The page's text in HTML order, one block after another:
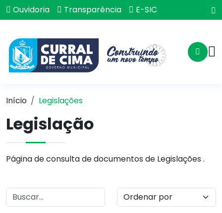
Ouvidoria Transparência E-SIC
Início Legislações
Legislação
Página de consulta de documentos de Legislações .